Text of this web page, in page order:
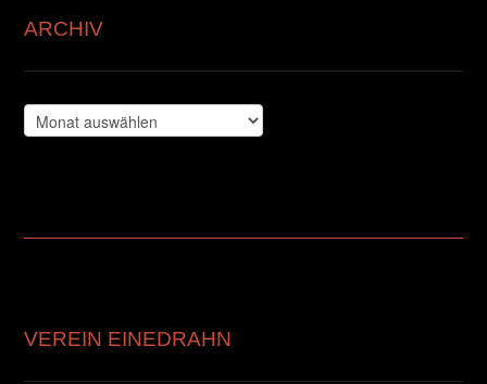
ARCHIV
Archiv
VEREIN EINEDRAHN